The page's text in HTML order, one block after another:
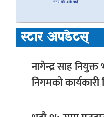
स्टार अपडेटस्
नागेन्द्र साह
निगमको कार्यकारी